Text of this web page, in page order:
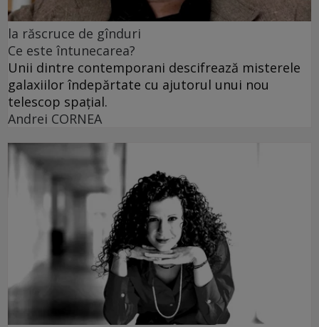
la răscruce de gînduri
Ce este întunecarea?
Unii dintre contemporani descifrează misterele
galaxiilor îndepărtate cu ajutorul unui nou
telescop spațial.
Andrei CORNEA